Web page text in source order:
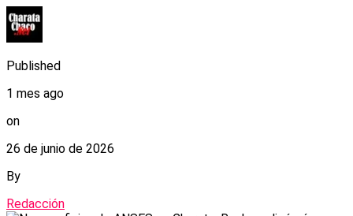
Published
1 mes ago
on
26 de junio de 2026
By
Redacción